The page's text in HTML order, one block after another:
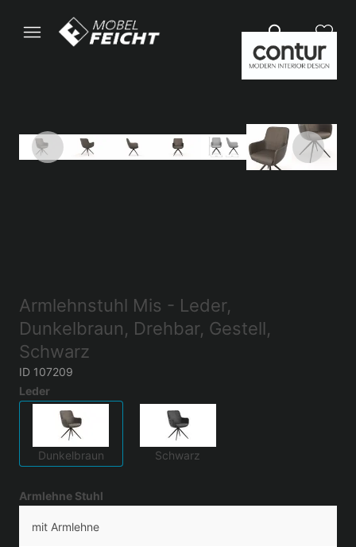
Armlehnstuhl Mis - Leder,
Dunkelbraun, Drehbar, Gestell,
Schwarz
ID 107209
Leder
Dunkelbraun Schwarz
Armlehne Stuhl
mit Armlehne